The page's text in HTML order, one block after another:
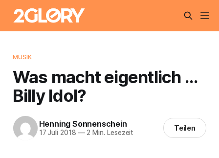
MUSIK
Was macht eigentlich …
Billy Idol?
Henning Sonnenschein
17 Juli 2018 —2 Min. Lesezeit Teilen